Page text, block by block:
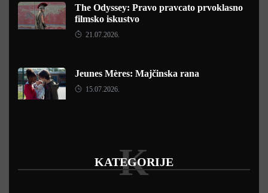
The Odyssey: Pravo pravcato prvoklasno
filmsko iskustvo
21.07.2026.
Jeunes Mères: Majčinska rana
15.07.2026.
KATEGORIJE
K